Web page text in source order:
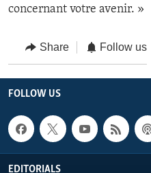
concernant votre avenir. »
Share Follow us
FOLLOW US
EDITORIALS